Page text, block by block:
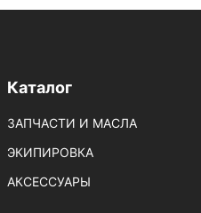
Каталог
ЗАПЧАСТИ И МАСЛА
ЭКИПИРОВКА
АКСЕССУАРЫ